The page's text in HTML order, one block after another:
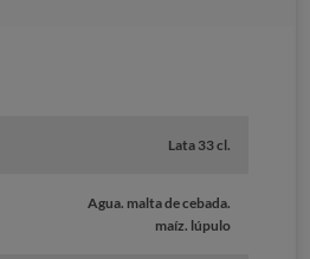
Lata 33 cl.
Agua. malta de cebada.
maíz. lúpulo